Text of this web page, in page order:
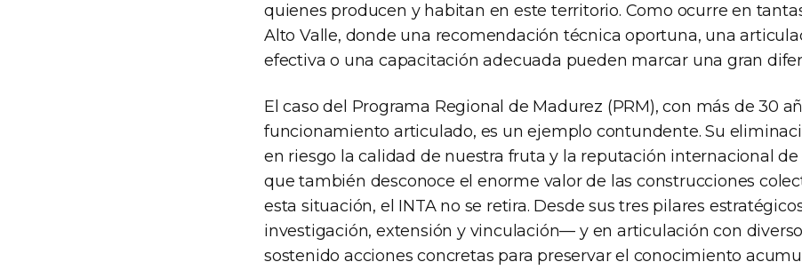
quienes producen y habitan en este territorio. Como ocurre en
Alto Valle, donde una recomendación técnica oportuna, una
efectiva o una capacitación adecuada pueden marcar una gran
El caso del Programa Regional de Madurez (PRM), con más de 30
funcionamiento articulado, es un ejemplo contundente. Su
en riesgo la calidad de nuestra fruta y la reputación internacional de
que también desconoce el enorme valor de las construcciones
esta situación, el INTA no se retira. Desde sus tres pilares
investigación, extensión y vinculación— y en articulación con
sostenido acciones concretas para preservar el conocimiento